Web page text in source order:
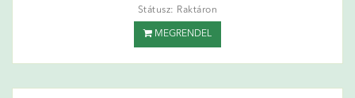
Státusz: Raktáron
MEGRENDEL